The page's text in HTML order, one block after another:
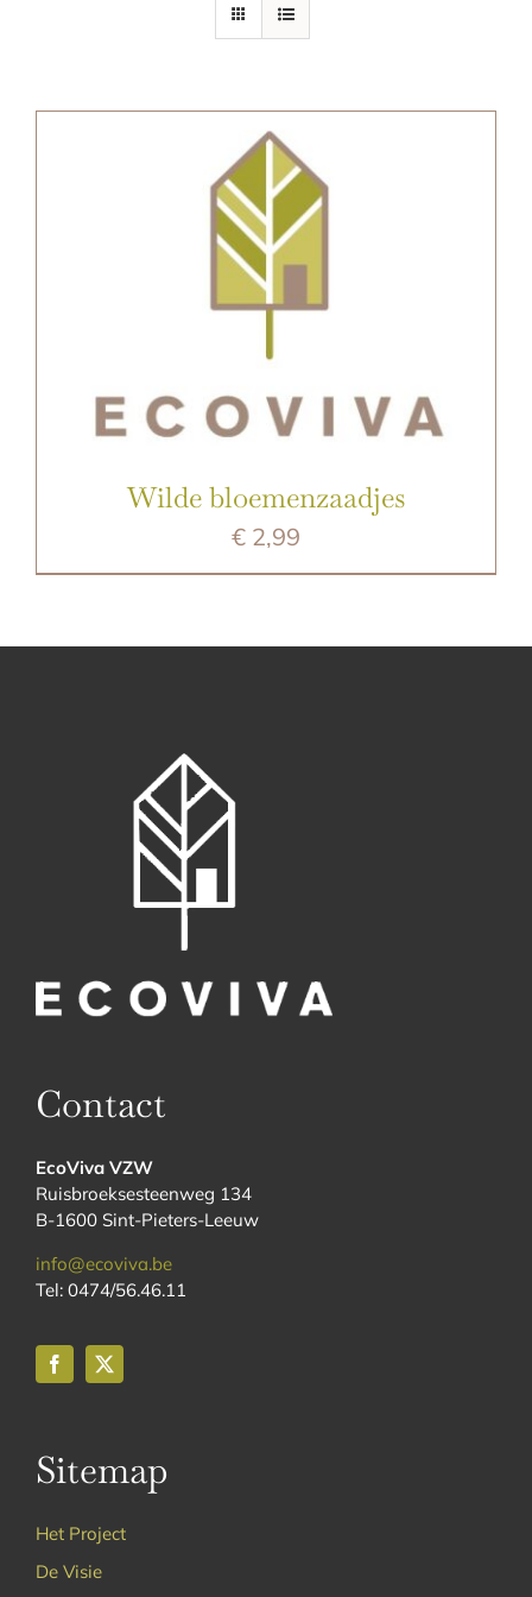
Wilde bloemenzaadjes
€ 2,99
Contact
EcoViva VZW
Ruisbroeksesteenweg 134
B-1600 Sint-Pieters-Leeuw
info@ecoviva.be
Tel: 0474/56.46.11
Sitemap
Het Project
De Visie